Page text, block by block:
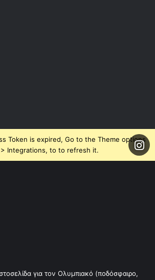
Token is expired, Go to the Theme options
> Integrations, to to refresh it.
για τον Ολυμπιακό (ποδόσφαιρο,